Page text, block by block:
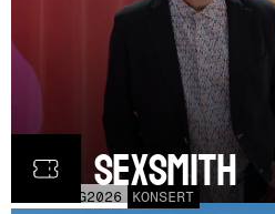
AUG2026 KONSERT
Ron Sexsmith